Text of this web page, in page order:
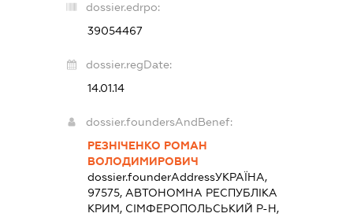
dossier.edrpo:
39054467
dossier.regDate:
14.01.14
dossier.foundersAndBenef:
РЕЗНІЧЕНКО РОМАН
ВОЛОДИМИРОВИЧ
dossier.founderAddressУКРАЇНА,
97575, АВТОНОМНА РЕСПУБЛІКА
КРИМ, СІМФЕРОПОЛЬСЬКИЙ Р-Н,